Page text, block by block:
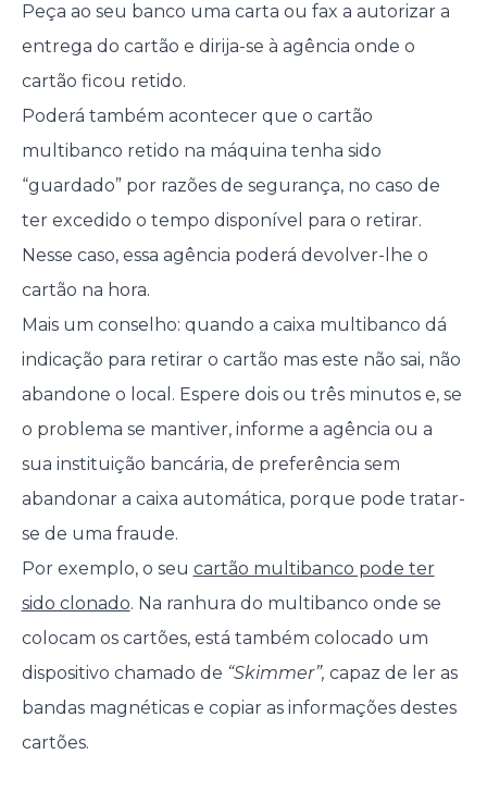
Peça ao seu banco uma carta ou fax a autorizar a
entrega do cartão e dirija-se à agência onde o
cartão ficou retido.
Poderá também acontecer que o cartão
multibanco retido na máquina tenha sido
“guardado” por razões de segurança, no caso de
ter excedido o tempo disponível para o retirar.
Nesse caso, essa agência poderá devolver-lhe o
cartão na hora.
Mais um conselho: quando a caixa multibanco dá
indicação para retirar o cartão mas este não sai, não
abandone o local. Espere dois ou três minutos e, se
o problema se mantiver, informe a agência ou a
sua instituição bancária, de preferência sem
abandonar a caixa automática, porque pode tratar-
se de uma fraude.
Por exemplo, o seu cartão multibanco pode ter
sido clonado. Na ranhura do multibanco onde se
colocam os cartões, está também colocado um
dispositivo chamado de “Skimmer”, capaz de ler as
bandas magnéticas e copiar as informações destes
cartões.